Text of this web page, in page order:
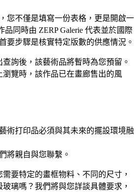
您不僅是填寫一份表格，更是開啟一
品同時由 ZERP Galerie 代表並於國際
要步驟是核實特定版數的供應情況。
查詢後，該藝術品將暫時為您預留。
瀏覽時，該作品已在畫廊售出的風
術打印品必須與其未來的擺設環境融
將親自與您聯繫。
要特定的畫框物料、不同的尺寸，
璃嗎？我們將與您詳談具體要求，